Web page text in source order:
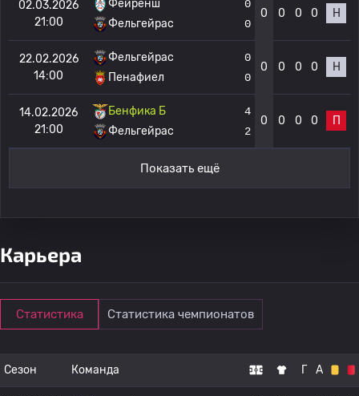
02.03.2026
21:00
Фейренш
Фельгейрас
0
0
0 0 0 0 Н
22.02.2026
14:00
Фельгейрас
Пенафиел
0
0
0 0 0 0 Н
14.02.2026
21:00
Бенфика Б
Фельгейрас
4
2
0 0 0 0 П
Показать ещё
Карьера
Статистика Статистика чемпионатов
Сезон Команда Г А